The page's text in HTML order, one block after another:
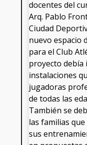
docentes del
Arq. Pablo
Ciudad
nuevo espacio
para el Club
proyecto debía
instalaciones
jugadoras
de todas las
También se
las familias
sus